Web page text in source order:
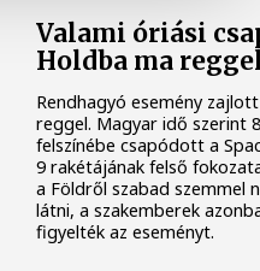
Valami óriási
Holdba ma
Rendhagyó esemény
reggel. Magyar idő szerint
felszínébe csapódott a
9 rakétájának felső
a Földről szabad szemmel
látni, a szakemberek
figyelték az eseményt.